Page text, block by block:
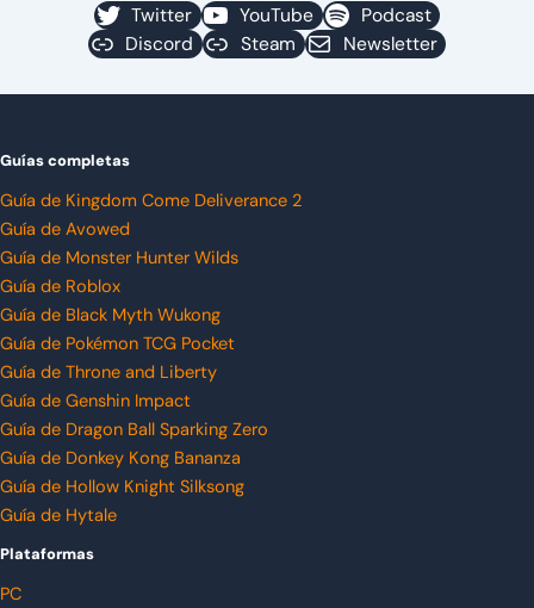
Twitter YouTube
Podcast
Discord
Steam Newsletter
Guías completas
Guía de Kingdom Come Deliverance 2
Guía de Avowed
Guía de Monster Hunter Wilds
Guía de Roblox
Guía de Black Myth Wukong
Guía de Pokémon TCG Pocket
Guía de Throne and Liberty
Guía de Genshin Impact
Guía de Dragon Ball Sparking Zero
Guía de Donkey Kong Bananza
Guía de Hollow Knight Silksong
Guía de Hytale
Plataformas
PC